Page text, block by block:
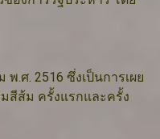
.ศ. 2516 ซึ่งเป็นการเผย
สีส้ม ครั้งแรกและครั้ง